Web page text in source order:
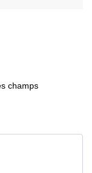
champs